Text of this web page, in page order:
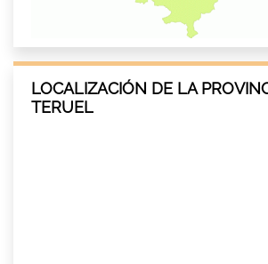
LOCALIZACIÓN DE LA
TERUEL